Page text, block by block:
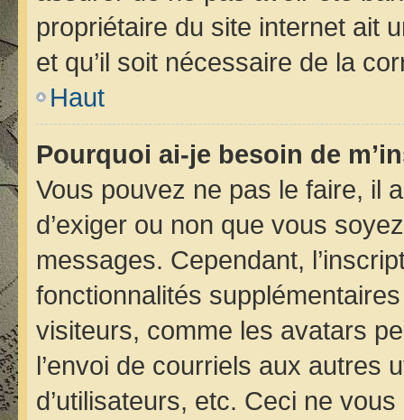
propriétaire du site internet ait
et qu’il soit nécessaire de la
Haut
Pourquoi ai-je besoin de
Vous pouvez ne pas le faire, il
d’exiger ou non que vous
messages. Cependant,
fonctionnalités
visiteurs, comme les avatars
l’envoi de courriels aux autres
d’utilisateurs, etc. Ceci ne